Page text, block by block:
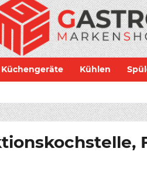
Küchengeräte Kühlen